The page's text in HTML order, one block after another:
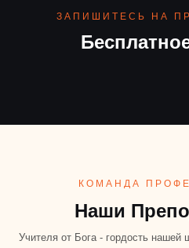
ЗАПИШИТЕСЬ НА
КОМАНДА
Наши
Учителя от Бога - гордость